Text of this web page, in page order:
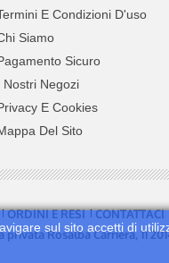
sul sito accetti di
E Condizioni D'uso
Siamo
Sicuro
Nostri Negozi
E Cookies
Del Sito
ORDINI E RESI
CONTATTACI
Rosalba Carriera, 11